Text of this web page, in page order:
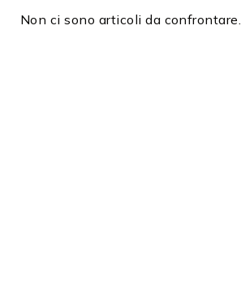
Non ci sono articoli da confrontare.